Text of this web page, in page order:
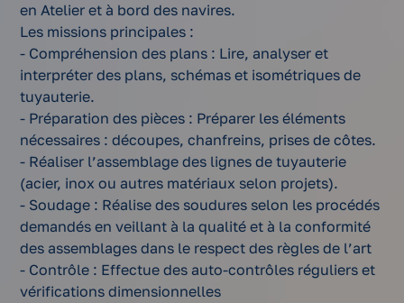
en Atelier et à bord des navires.
Les missions principales :
- Compréhension des plans : Lire, analyser et
interpréter des plans, schémas et isométriques de
tuyauterie.
- Préparation des pièces : Préparer les éléments
nécessaires : découpes, chanfreins, prises de côtes.
- Réaliser l’assemblage des lignes de tuyauterie
(acier, inox ou autres matériaux selon projets).
- Soudage : Réalise des soudures selon les procédés
demandés en veillant à la qualité et à la conformité
des assemblages dans le respect des règles de l’art
- Contrôle : Effectue des auto-contrôles réguliers et
vérifications dimensionnelles